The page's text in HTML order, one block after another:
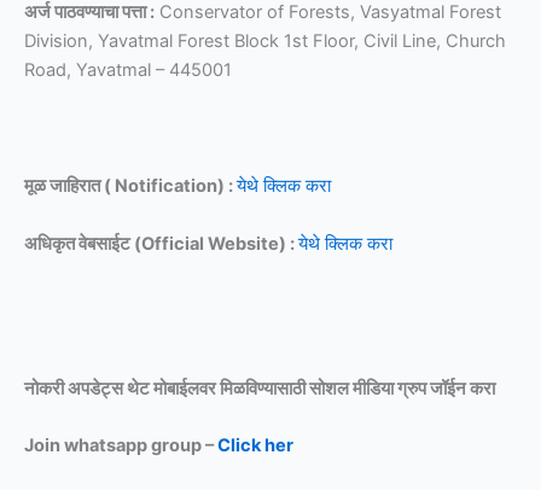
अर्ज पाठवण्याचा पत्ता : Conservator of Forests, Vasyatmal Forest
Division, Yavatmal Forest Block 1st Floor, Civil Line, Church
Road, Yavatmal – 445001
मूळ जाहिरात ( Notification) :येथे क्लिक करा
अधिकृत वेबसाईट (Official Website) :येथे क्लिक करा
नोकरी अपडेट्स थेट मोबाईलवर मिळविण्यासाठीसोशल मीडिया ग्रुप जॉईन करा
Join whatsapp group –Click her